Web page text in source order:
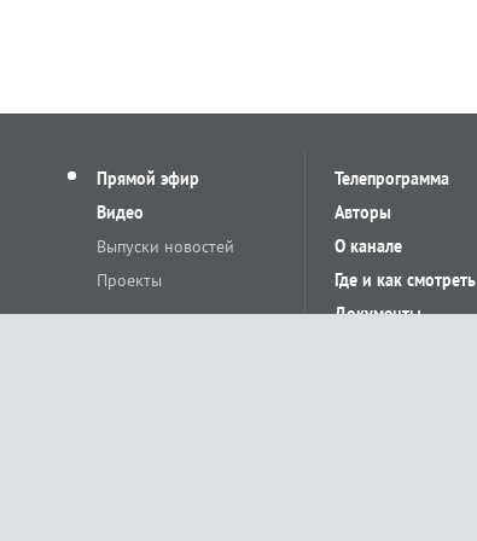
Прямой эфир
Видео
Выпуски новостей
Проекты
Телепрограмма
Авторы
О канале
Где и как смотреть
Документы